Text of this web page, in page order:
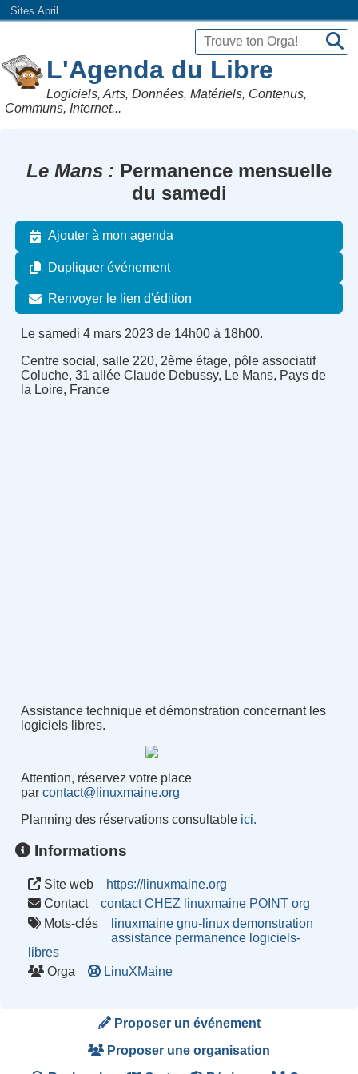
Sites April...
L'Agenda du Libre
Logiciels, Arts, Données, Matériels, Contenus,
Communs, Internet...
Le Mans
Permanence mensuelle
du samedi
Ajouter à mon agenda
Dupliquer événement
Renvoyer le lien d'édition
Le samedi 4 mars 2023 de 14h00 à 18h00.
Centre social, salle 220, 2ème étage, pôle associatif
Coluche, 31 allée Claude Debussy, Le Mans, Pays de
la Loire, France
Assistance technique et démonstration concernant les
logiciels libres.
Attention, réservez votre place
par contact@linuxmaine.org
Planning des réservations consultableici.
Informations
Site web
https://linuxmaine.org
Contact
contact CHEZ linuxmaine POINT org
Mots-clés
linuxmaine gnu-linux demonstration
assistance permanence logiciels-
libres
Orga
LinuXMaine
Proposer un événement
Proposer une organisation